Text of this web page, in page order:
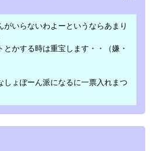
いらないわよーというならあまり
とかする時は重宝します・・（嫌・
しょぼーん派になるに一票入れまつ